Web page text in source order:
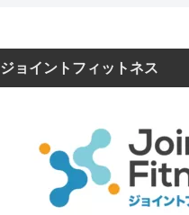
ジョイントフィットネス